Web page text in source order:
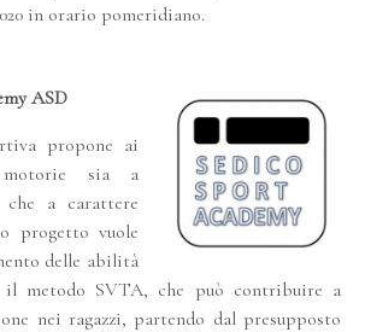
in orario pomeridiano.
ASD
propone ai
sia a
che a carattere
progetto vuole
delle abilità
il metodo SVTA, che può contribuire a
nei ragazzi, partendo dal presupposto